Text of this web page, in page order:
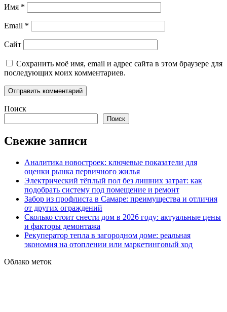
Имя *
Email *
Сайт
Сохранить моё имя, email и адрес сайта в этом браузере для
последующих моих комментариев.
Поиск
Поиск
Свежие записи
Аналитика новостроек: ключевые показатели для
оценки рынка первичного жилья
Электрический тёплый пол без лишних затрат: как
подобрать систему под помещение и ремонт
Забор из профлиста в Самаре: преимущества и отличия
от других ограждений
Сколько стоит снести дом в 2026 году: актуальные цены
и факторы демонтажа
Рекуператор тепла в загородном доме: реальная
экономия на отоплении или маркетинговый ход
Облако меток